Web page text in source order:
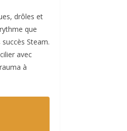
drôles et
que
Steam.
avec
à